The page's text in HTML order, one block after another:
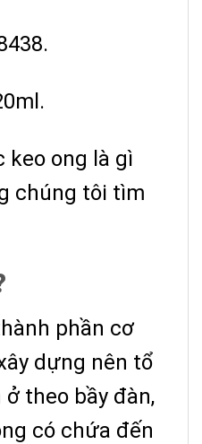
keo ong là gì
chúng tôi tìm
phần cơ
dựng nên tổ
theo bầy đàn,
có chứa đến